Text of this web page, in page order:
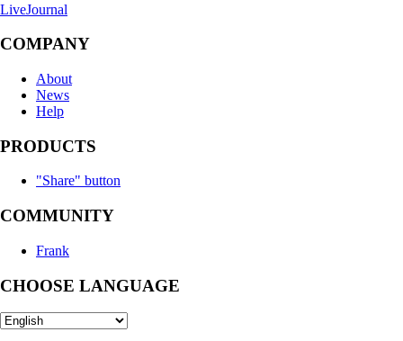
LiveJournal
COMPANY
About
News
Help
PRODUCTS
"Share" button
COMMUNITY
Frank
CHOOSE LANGUAGE